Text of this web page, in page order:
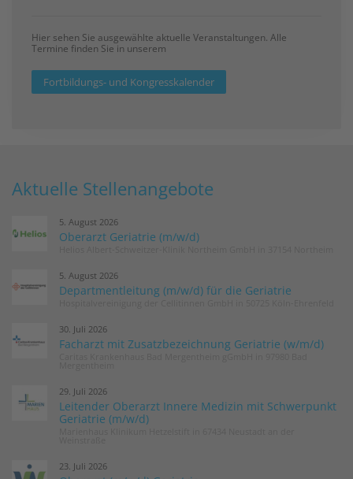
Hier sehen Sie ausgewählte aktuelle Veranstaltungen. Alle
Termine finden Sie in unserem
Fortbildungs- und Kongresskalender
Aktuelle Stellenangebote
5. August 2026
Oberarzt Geriatrie (m/w/d)
5. August 2026
Departmentleitung (m/w/d) für die Geriatrie
30. Juli 2026
Facharzt mit Zusatzbezeichnung Geriatrie (w/m/d)
29. Juli 2026
Leitender Oberarzt Innere Medizin mit Schwerpunkt
Geriatrie (m/w/d)
23. Juli 2026